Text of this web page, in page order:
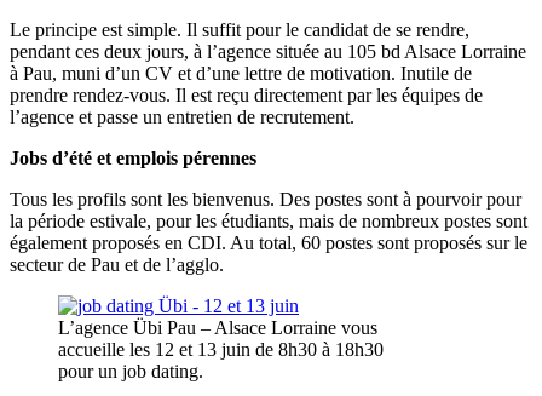
Le principe est simple. Il suffit pour le candidat de se rendre,
pendant ces deux jours, à l’agence située au 105 bd Alsace Lorraine
à Pau, muni d’un CV et d’une lettre de motivation. Inutile de
prendre rendez-vous. Il est reçu directement par les équipes de
l’agence et passe un entretien de recrutement.
Jobs d’été et emplois pérennes
Tous les profils sont les bienvenus. Des postes sont à pourvoir pour
la période estivale, pour les étudiants, mais de nombreux postes sont
également proposés en CDI. Au total, 60 postes sont proposés sur le
secteur de Pau et de l’agglo.
L’agence Übi Pau – Alsace Lorraine vous
accueille les 12 et 13 juin de 8h30 à 18h30
pour un job dating.